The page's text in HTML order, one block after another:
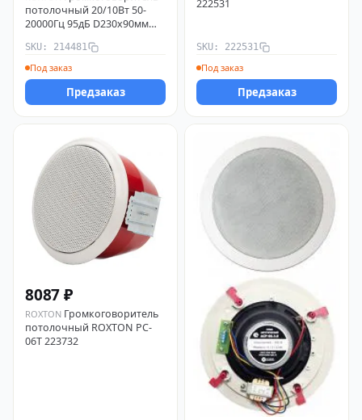
потолочный 20/10Вт 50-
20000Гц 95дБ D230х90мм
SKU: 214481
Под заказ
Предзаказ
222531
SKU: 222531
Под заказ
Предзаказ
8087 ₽
ROXTON Громкоговоритель
потолочный ROXTON PC-
06T 223732